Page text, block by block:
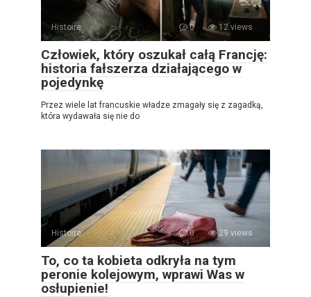
Histoire 0 12 views
Człowiek, który oszukał całą Francję:
historia fałszerza działającego w
pojedynkę
Przez wiele lat francuskie władze zmagały się z zagadką,
która wydawała się nie do
Histoire 0 29 views
To, co ta kobieta odkryła na tym
peronie kolejowym, wprawi Was w
osłupienie!